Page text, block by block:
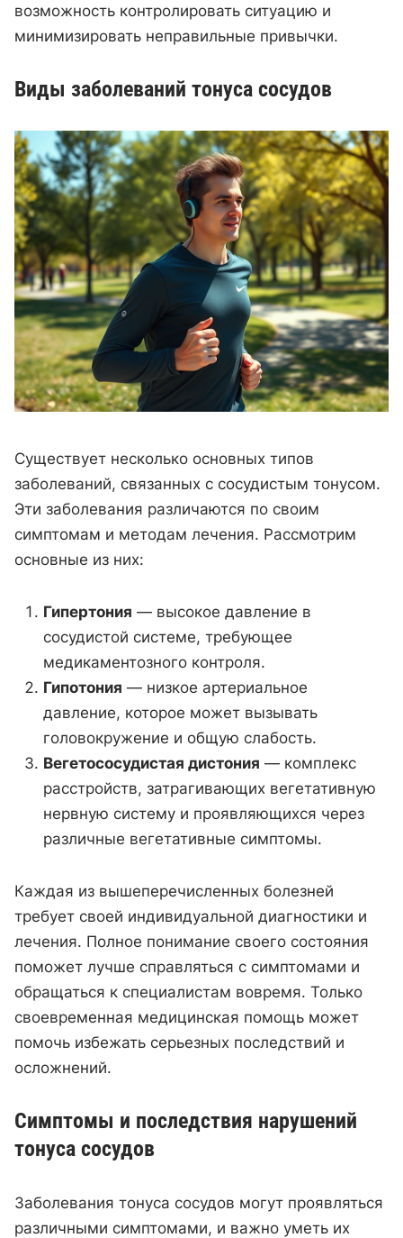
возможность контролировать ситуацию и
минимизировать неправильные привычки.
Виды заболеваний тонуса сосудов
Существует несколько основных типов
заболеваний, связанных с сосудистым тонусом.
Эти заболевания различаются по своим
симптомам и методам лечения. Рассмотрим
основные из них:
Гипертония — высокое давление в
сосудистой системе, требующее
медикаментозного контроля.
Гипотония — низкое артериальное
давление, которое может вызывать
головокружение и общую слабость.
Вегетососудистая дистония — комплекс
расстройств, затрагивающих вегетативную
нервную систему и проявляющихся через
различные вегетативные симптомы.
Каждая из вышеперечисленных болезней
требует своей индивидуальной диагностики и
лечения. Полное понимание своего состояния
поможет лучше справляться с симптомами и
обращаться к специалистам вовремя. Только
своевременная медицинская помощь может
помочь избежать серьезных последствий и
осложнений.
Симптомы и последствия нарушений
тонуса сосудов
Заболевания тонуса сосудов могут проявляться
различными симптомами, и важно уметь их